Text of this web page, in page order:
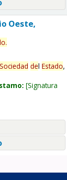
Oeste,
.
Sociedad del Estado,
Signatura